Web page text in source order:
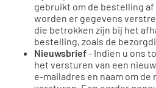
gebruikt om de bestelling af
worden er gegevens
die betrokken zijn bij het
bestelling, zoals de
Nieuwsbrief- Indien u ons
het versturen van een
e-mailadres en naam om